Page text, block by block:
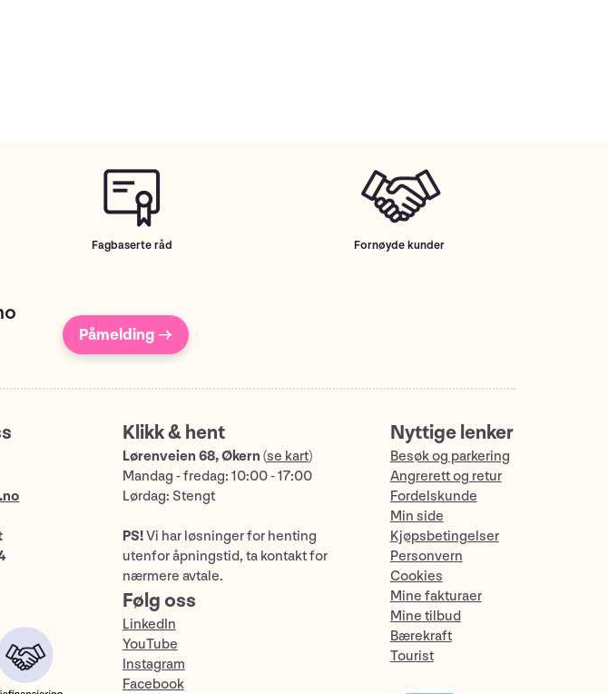
Fagbaserte råd Fornøyde kunder
Påmelding →
Klikk & hent
Lørenveien 68, Økern (se kart)
Mandag - fredag: 10:00 - 17:00
Lørdag: Stengt
PS!Vi har løsninger for henting
utenfor åpningstid, ta kontakt for
nærmere avtale.
Følg oss
LinkedIn
YouTube
Instagram
Facebook
Nyttige lenker
Besøk og parkering
Angrerett og retur
Fordelskunde
Min side
Kjøpsbetingelser
Personvern
Cookies
Mine fakturaer
Mine tilbud
Bærekraft
Tourist